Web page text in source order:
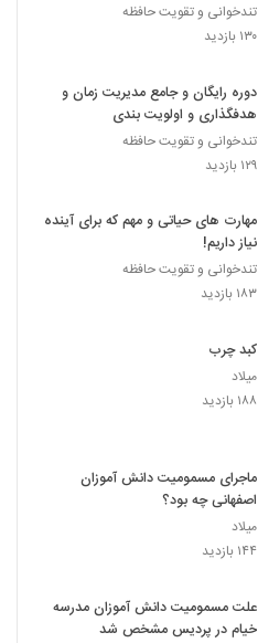
تندخوانی و تقویت حافظه
۱۳۰ بازدید
دوره رایگان و جامع مدیریت زمان و
هدفگذاری و اولویت بندی
تندخوانی و تقویت حافظه
۱۲۹ بازدید
مهارت های حیاتی و مهم که برای آینده
نیاز داریم!
تندخوانی و تقویت حافظه
۱۸۳ بازدید
کبد چرب
میلاد
۱۸۸ بازدید
ماجرای مسمومیت دانش آموزان
اصفهانی چه بود؟
میلاد
۱۴۴ بازدید
علت مسمومیت دانش آموزان مدرسه
خیام در پردیس مشخص شد